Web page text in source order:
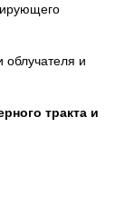
и
тракта и